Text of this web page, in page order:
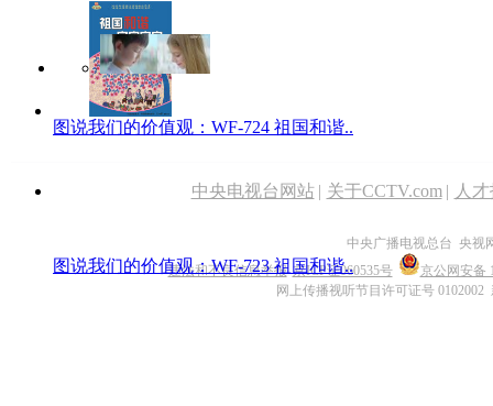
图说我们的价值观：WF-724 祖国和谐..
图说我们的价值观：WF-723 祖国和谐..
中央电视台网站 | 关于CCTV.com | 人
中央广播电视总台 央视
违法和不良信息举报 京ICP证060535号
京公网安备
网上传播视听节目许可证号 0102002